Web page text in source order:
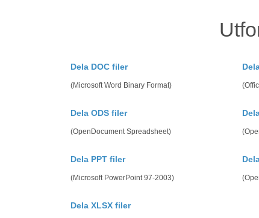
Dela DOC filer
(Microsoft Word Binary Format)
Dela ODS filer
(OpenDocument Spreadsheet)
Dela PPT filer
(Microsoft PowerPoint 97-2003)
Dela XLSX filer